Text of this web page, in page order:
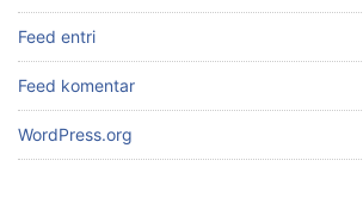
Feed entri
Feed komentar
WordPress.org